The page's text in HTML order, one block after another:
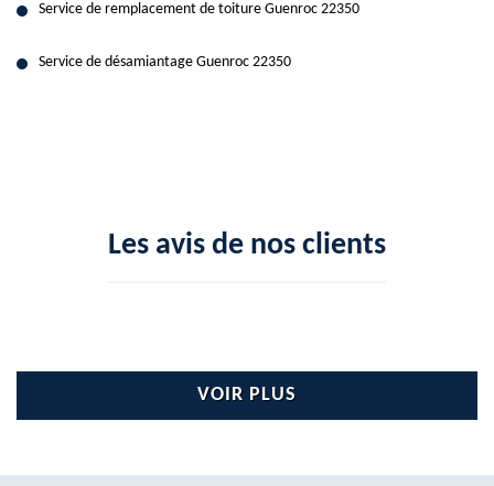
Service de remplacement de toiture Guenroc 22350
Service de désamiantage Guenroc 22350
Les avis de nos clients
VOIR PLUS